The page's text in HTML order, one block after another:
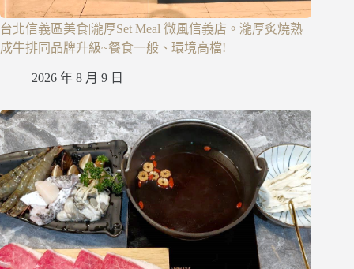
台北信義區美食|瀧厚Set Meal 微風信義店。瀧厚炙燒熟
成牛排同品牌升級~餐食一般、環境高檔!
2026 年 8 月 9 日